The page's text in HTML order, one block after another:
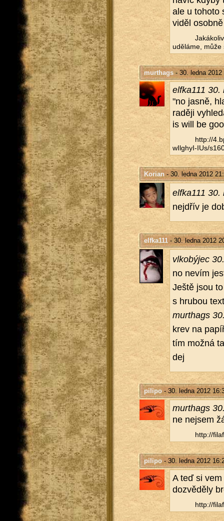
ale u to­ho­to
viděl
udě­lá­me, může
murthags- 30. ledna 2012
el­f­ka­111 30.
"no jasně,
ra­dě­ji
is will be
http://​
wIlghyI-IUs/​
Korian- 30. ledna 2012
el­f­ka­111 30.
nejdřív je
elfka111- 30. ledna 2012
vl­kobý­jec
no nevím
Ještě jsou
s hru­bou
murthags
krev na
tím možná
dej
pilipo- 30. ledna 2012
murthags
ne nejsem
http://​
pilipo- 30. ledna 2012
A teď si
do­zvě­dě­ly
http://​